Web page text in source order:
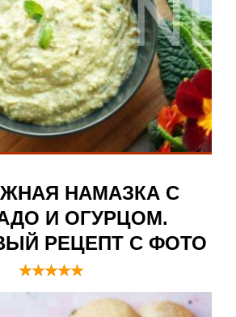
НАМАЗКА С
И ОГУРЦОМ.
РЕЦЕПТ С ФОТО